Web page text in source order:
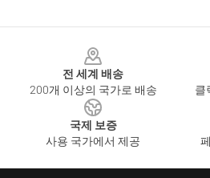
전 세계 배송
200개 이상의 국가로 배송
클
국제 보증
사용 국가에서 제공